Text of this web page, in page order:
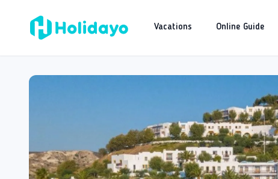
Vacations Online Guide